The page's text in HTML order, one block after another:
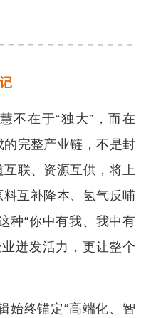
不在于“独大”，而在
的完整产业链，不是封
互联、资源互供，将上
互补降本、氢气反哺
种“你中有我、我中有
迸发活力，更让整个
始终锚定“高端化、智